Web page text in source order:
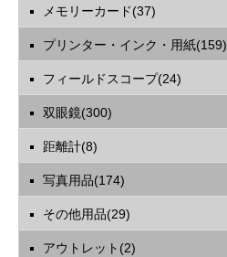
メモリーカード(37)
プリンター・インク・用紙(159)
フィールドスコープ(24)
双眼鏡(300)
距離計(8)
写真用品(174)
その他用品(29)
アウトレット(2)